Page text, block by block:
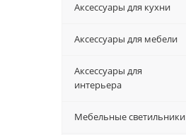
Аксессуары для кухни
Аксессуары для мебели
Аксессуары для
интерьера
Мебельные светильники